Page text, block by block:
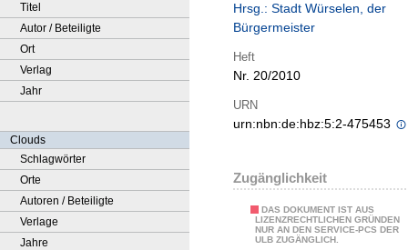
Titel
Autor / Beteiligte
Ort
Verlag
Jahr
Clouds
Schlagwörter
Orte
Autoren / Beteiligte
Verlage
Jahre
Hrsg.: Stadt Würselen, der
Bürgermeister
Heft
Nr. 20/2010
URN
urn:nbn:de:hbz:5:2-475453
Zugänglichkeit
DAS DOKUMENT IST AUS
LIZENZRECHTLICHEN GRÜNDEN
NUR AN DEN SERVICE-PCS DER
ULB ZUGÄNGLICH.